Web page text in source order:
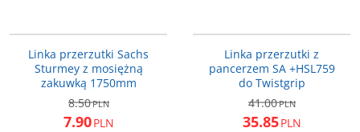
Linka przerzutki Sachs
Sturmey z mosiężną
zakuwką 1750mm
8.50PLN
7.90PLN
Linka przerzutki z
pancerzem SA +HSL759
do Twistgrip
41.00PLN
35.85PLN